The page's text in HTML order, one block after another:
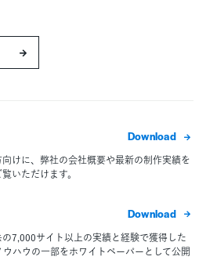
問い合わせはこちら
けに、弊社の会社概要や最新の制作実績を
いただけます。
ダウン
7,000サイト以上の実績と経験で獲得した
ハウの一部をホワイトペーパーとして公開
ダウン